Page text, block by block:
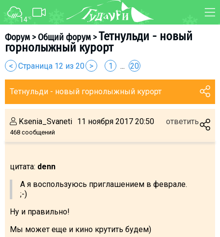
14°C
Форум>Общий форум>Тетнульди - новый
горнолыжный курорт
< Страница 12 из 20 > 1 ... 20
Тетнульди - новый горнолыжный курорт
Ksenia_Svaneti
468 сообщений
11 ноября 2017 20:50 ответить
цитата: denn
А я воспользуюсь приглашением в феврале.
;-)
Ну и правильно!
Мы может еще и кино крутить будем)
ФОРУМ КАРТА
ТРАНСФЕР
О курорте
Схема трасс
Инструкторы
Ски-сервис